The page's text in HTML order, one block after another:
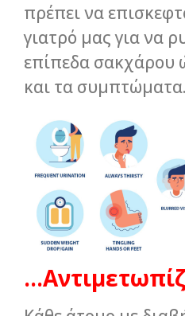
πρέπει να
γιατρό μας για να
επίπεδα σακχάρου
και τα συμπτώματα.